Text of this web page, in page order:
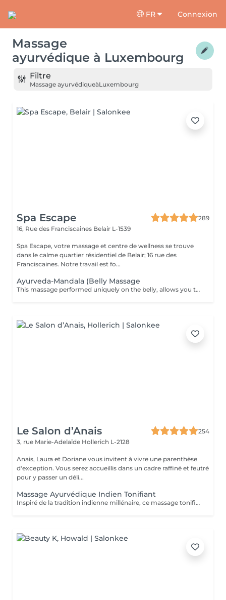
FR Connexion
Massage
ayurvédique à Luxembourg
Filtre
Massage ayurvédiqueàLuxembourg
Spa Escape
289
16, Rue des Franciscaines Belair L-1539
Spa Escape, votre massage et centre de wellness se trouve
dans le calme quartier résidentiel de Belair; 16 rue des
Franciscaines. Notre travail est fo...
Ayurveda-Mandala (Belly Massage
This massage performed uniquely on the belly, allows you to eliminate the stress and stagnant emotions that one tends to hold onto. It promotes a deep sense of letting go and permits a healthy energy circulation and enhances a comfortable digestion.
Le Salon d’Anais
254
3, rue Marie-Adelaïde Hollerich L-2128
Anais, Laura et Doriane vous invitent à vivre une parenthèse
d'exception. Vous serez accueillis dans un cadre raffiné et feutré
pour y passer un déli...
Massage Ayurvédique Indien Tonifiant
Inspiré de la tradition indienne millénaire, ce massage tonifiant à l'huile chaude propose une alternance des rythmes variés. Profitez des fragrances de vanille et cardamome de ce soin qui soulage vos muscles, facilite le sommeil profond et laisse la peau soyeuse.